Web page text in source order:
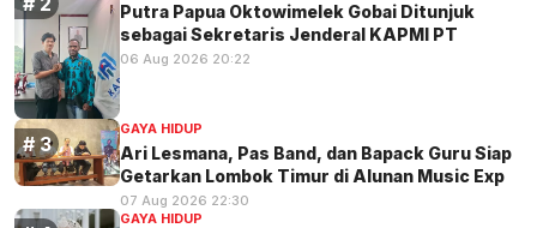
Putra Papua Oktowimelek Gobai Ditunjuk
sebagai Sekretaris Jenderal KAPMI PT
06 Aug 2026 20:22
GAYA HIDUP
Ari Lesmana, Pas Band, dan Bapack Guru Siap
Getarkan Lombok Timur di Alunan Music Exp
07 Aug 2026 22:30
GAYA HIDUP